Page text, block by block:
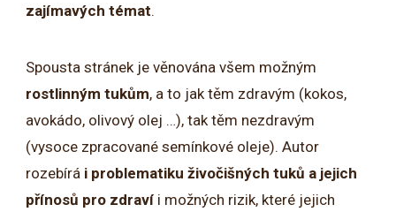
zajímavých témat.
Spousta stránek je věnována všem možným
rostlinným tukům, a to jak těm zdravým (kokos,
avokádo, olivový olej …), tak těm nezdravým
(vysoce zpracované semínkové oleje). Autor
rozebírá i problematiku živočišných tuků a jejich
přínosů pro zdraví i možných rizik, které jejich